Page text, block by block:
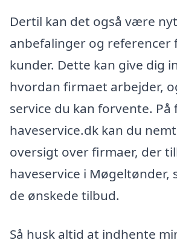
Dertil kan det også være
anbefalinger og referencer
kunder. Dette kan give dig
hvordan firmaet arbejder,
service du kan forvente. På
haveservice.dk kan du
oversigt over firmaer, der
haveservice i Møgeltønder,
de ønskede tilbud.
Så husk altid at indhente